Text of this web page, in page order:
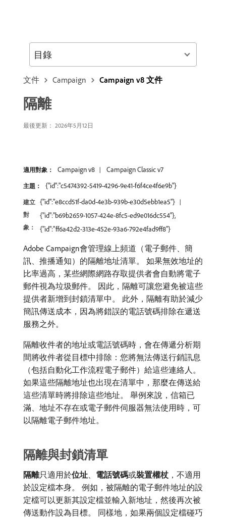
文件 Campaign Campaign v8 文件
隔離
最後更新： 2026年5月12日
適用對象： Campaign v8 Campaign Classic v7
主題： {"id":"c5474392-5419-4296-9e41-f6f4ce4f6e9b"}
建立
對
象：
{"id":"e8ccd51f-da0d-4e3b-939b-e30d5ebb1ea5"}
{"id":"b69b2659-1057-424e-8fc5-ed9e016dc554"},
{"id":"ff6a42d2-313e-452e-93a6-792e4fad9ff8"}
Adobe Campaign會管理線上頻道（電子郵件、簡
訊、推播通知）的隔離地址清單。 如果無效地址的
比率過高，某些網際網路存取提供者會自動將電子
郵件視為垃圾郵件。 因此，隔離可讓您避免被這些
提供者新增到封鎖清單中。 此外，隔離有助於減少
簡訊傳送成本，因為將錯誤的電話號碼排除在遞送
服務之外。
隔離收件者的地址或電話號碼時，會在傳遞分析期
間將收件者從目標中排除：您將無法傳送行銷訊息
（包括自動化工作流程電子郵件）給這些連絡人。
如果這些隔離地址也出現在清單中，那麼在傳送給
這些清單時將排除這些地址。 舉例來說，信箱已
滿、地址不存在或電子郵件伺服器無法使用時，可
以隔離電子郵件地址。
隔離與封鎖清單
隔離​只適用於​位址、 電話號碼​或​裝置權杖 ，不適用
於設定檔本身。 例如，被隔離的電子郵件地址的設
定檔可以更新其設定檔並輸入新地址，然後再次被
傳送動作設為目標。 同樣地，如果兩個設定檔碰巧
目錄